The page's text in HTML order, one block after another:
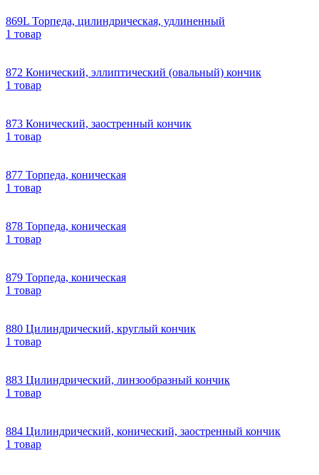
869L Торпеда, цилиндрическая, удлиненный
1 товар
872 Конический, эллиптический (овальный) кончик
1 товар
873 Конический, заостренный кончик
1 товар
877 Торпеда, коническая
1 товар
878 Торпеда, коническая
1 товар
879 Торпеда, коническая
1 товар
880 Цилиндрический, круглый кончик
1 товар
883 Цилиндрический, линзообразный кончик
1 товар
884 Цилиндрический, конический, заостренный кончик
1 товар